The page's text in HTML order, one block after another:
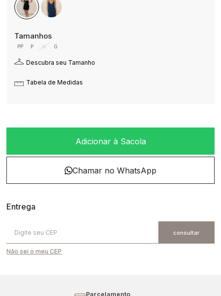
PP P M G
Descubra seu Tamanho
Tabela de Medidas
Adicionar à Sacola
Não sei o meu CEP
Parcelamento